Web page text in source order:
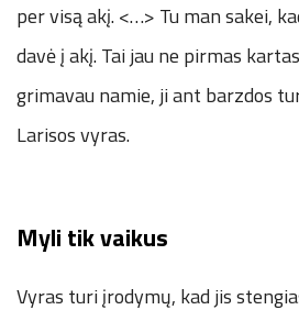
per visą akį. <…> Tu man sakei,
davė į akį. Tai jau ne pirmas
grimavau namie, ji ant barzdos
Larisos vyras.
Myli tik vaikus
Vyras turi įrodymų, kad jis